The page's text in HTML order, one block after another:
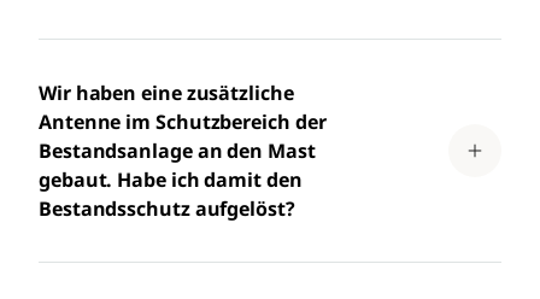
Wir haben eine zusätzliche
Antenne im Schutzbereich der
Bestandsanlage an den Mast
gebaut. Habe ich damit den
Bestandsschutz aufgelöst?